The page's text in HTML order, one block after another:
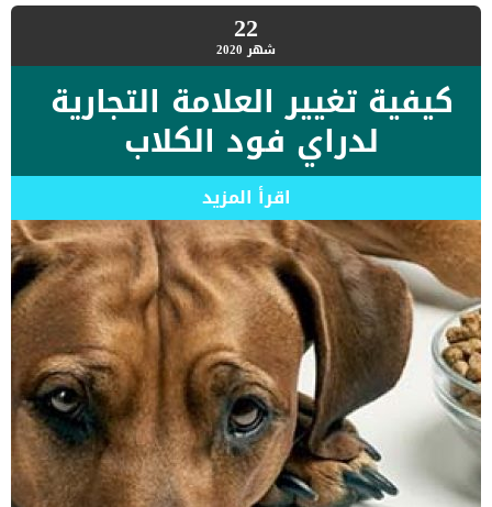
22شهر 2020
كيفية تغيير العلامة التجارية
لدراي فود الكلاب
اقرأ المزيد